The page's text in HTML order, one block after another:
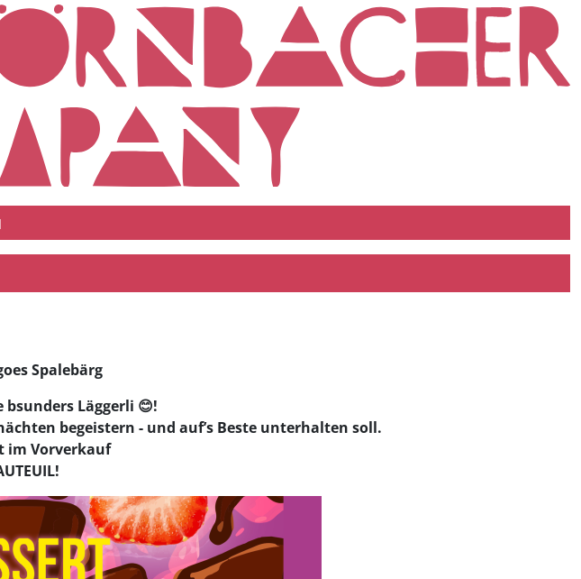
Spalebärg
bsunders Läggerli 😊!
begeistern - und auf’s Beste unterhalten soll.
im Vorverkauf